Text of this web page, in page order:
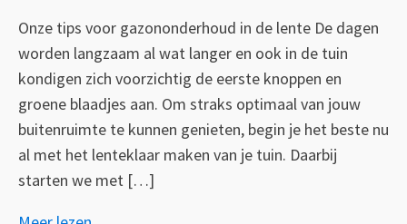
Onze tips voor gazononderhoud in de lente De dagen
worden langzaam al wat langer en ook in de tuin
kondigen zich voorzichtig de eerste knoppen en
groene blaadjes aan. Om straks optimaal van jouw
buitenruimte te kunnen genieten, begin je het beste nu
al met het lenteklaar maken van je tuin. Daarbij
starten we met […]